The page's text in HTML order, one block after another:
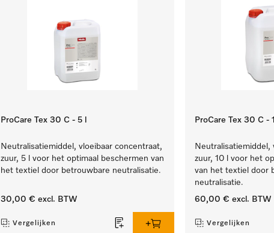
ProCare Tex 30 C - 5 l
Neutralisatiemiddel, vloeibaar concentraat,
zuur, 5 l voor het optimaal beschermen van
het textiel door betrouwbare neutralisatie.
30,00 € excl. BTW
Vergelijken
ProCare Tex 30 C -
Neutralisatiemiddel,
zuur, 10 l voor het
van het textiel door
neutralisatie.
60,00 € excl. BTW
Vergelijken